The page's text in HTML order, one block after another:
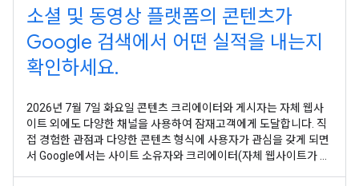
소셜 및 동영상 플랫폼의 콘텐츠가
Google 검색에서 어떤 실적을 내는지
확인하세요.
2026년 7월 7일 화요일 콘텐츠 크리에이터와 게시자는 자체 웹사
이트 외에도 다양한 채널을 사용하여 잠재고객에게 도달합니다. 직
접 경험한 관점과 다양한 콘텐츠 형식에 사용자가 관심을 갖게 되면
서 Google에서는 사이트 소유자와 크리에이터(자체 웹사이트가 없